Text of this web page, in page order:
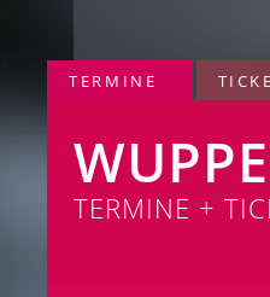
TERMINE
TERMINE +